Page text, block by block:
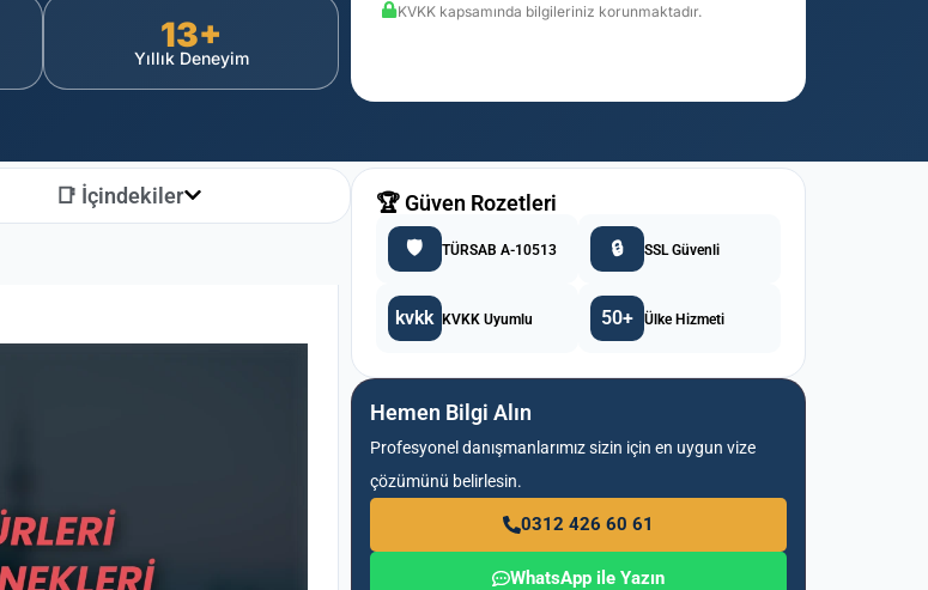
13+
Yıllık Deneyim
KVKK kapsamında bilgileriniz korunmaktadır.
📑 İçindekiler 🏆 Güven Rozetleri
🛡️ TÜRSAB A-10513 🔒 SSL Güvenli
kvkk KVKK Uyumlu 50+ Ülke Hizmeti
Hemen Bilgi Alın
Profesyonel danışmanlarımız sizin için en uygun vize
çözümünü belirlesin.
0312 426 60 61
WhatsApp ile Yazın